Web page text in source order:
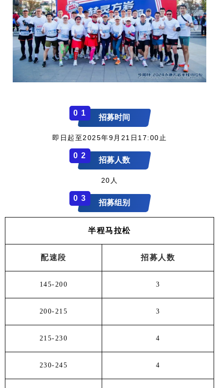
0 1
招募时间
即日起至2025年9月21日17:00止
0 2
招募人数
20人
0 3
招募组别
半程马拉松
配速段 招募人数
145-200 3
200-215 3
215-230 4
230-245 4